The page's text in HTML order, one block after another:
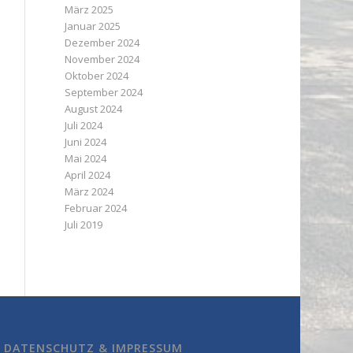
März 2025
Januar 2025
Dezember 2024
November 2024
Oktober 2024
September 2024
August 2024
Juli 2024
Juni 2024
Mai 2024
April 2024
März 2024
Februar 2024
Juli 2019
DATENSCHUTZ & IMPRESSUM